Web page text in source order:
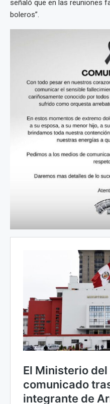
señaló que en las reuniones
boleros”.